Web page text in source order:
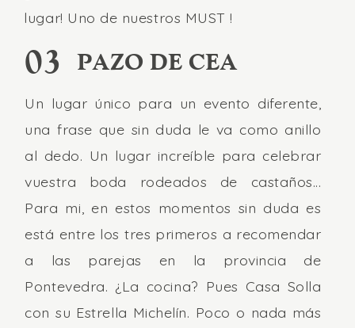
lugar! Uno de nuestros MUST !
03 PAZO DE CEA
Un lugar único para un evento diferente,
una frase que sin duda le va como anillo
al dedo. Un lugar increíble para celebrar
vuestra boda rodeados de castaños...
Para mi, en estos momentos sin duda es
está entre los tres primeros a recomendar
a las parejas en la provincia de
Pontevedra. ¿La cocina? Pues Casa Solla
con su Estrella Michelín. Poco o nada más